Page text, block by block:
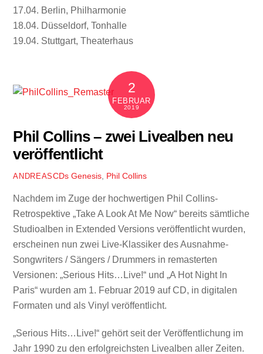
17.04. Berlin, Philharmonie
18.04. Düsseldorf, Tonhalle
19.04. Stuttgart, Theaterhaus
2
FEBRUAR
2019
Phil Collins – zwei Livealben neu
veröffentlicht
ANDREASCDs Genesis, Phil Collins
Nachdem im Zuge der hochwertigen Phil Collins-
Retrospektive „Take A Look At Me Now“ bereits sämtliche
Studioalben in Extended Versions veröffentlicht wurden,
erscheinen nun zwei Live-Klassiker des Ausnahme-
Songwriters / Sängers / Drummers in remasterten
Versionen: „Serious Hits…Live!“ und „A Hot Night In
Paris“ wurden am 1. Februar 2019 auf CD, in digitalen
Formaten und als Vinyl veröffentlicht.
„Serious Hits…Live!“ gehört seit der Veröffentlichung im
Jahr 1990 zu den erfolgreichsten Livealben aller Zeiten.